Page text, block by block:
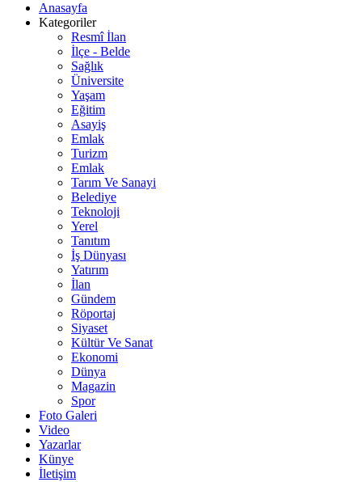
Anasayfa
Kategoriler
Resmî İlan
İlçe - Belde
Sağlık
Üniversite
Yaşam
Eğitim
Asayiş
Emlak
Turizm
Emlak
Tarım Ve Sanayi
Belediye
Teknoloji
Yerel
Tanıtım
İş Dünyası
Yatırım
İlan
Gündem
Röportaj
Siyaset
Kültür Ve Sanat
Ekonomi
Dünya
Magazin
Spor
Foto Galeri
Video
Yazarlar
Künye
İletişim